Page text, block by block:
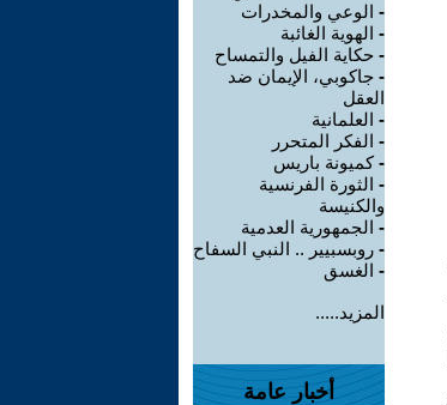
- الوعي والمخدرات
- الهوية الغائبة
- حكاية الفيل والتمساح
- جاكوبي، الإيمان ضد
العقل
- العلمانية
- الفكر المتحرر
-كميونة باريس
- الثورة الفرنسية
والكنيسة
- الجمهورية العدمية
- روبسبيير .. النبي السفاح
- الغسق
المزيد.....
أخبار عامة